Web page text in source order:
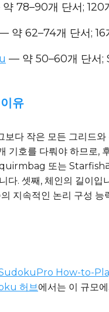
78–90개 단서; 120
약 62–74개 단서;
— 약 50–60개 단서;
유
보다 작은 모든 그리드
기호를 다뤄야 하므로,
또는 Starfish
다. 셋째, 체인의 길이
지속적인 논리 구성 능
How-to-
허브에서는 이 규모